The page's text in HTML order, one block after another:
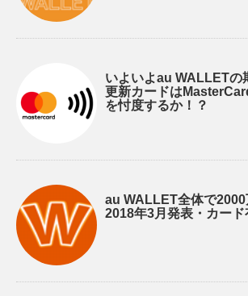
いよいよau WALLETの
更新カードは
を忖度するか！？
au WALLET全体で2000
2018年3月発表・カー